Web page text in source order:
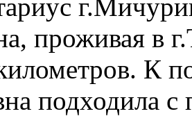
проживая в
К
подходила